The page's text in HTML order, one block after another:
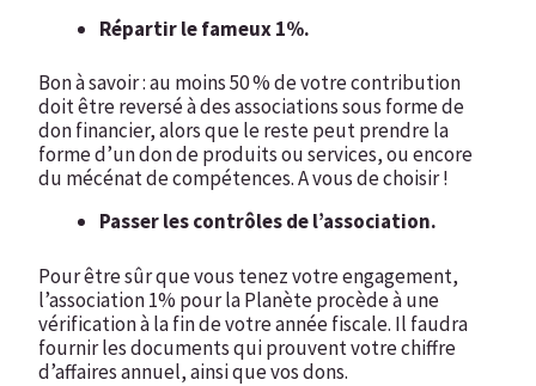
Répartir le fameux 1%.
Bon à savoir : au moins 50 % de votre contribution
doit être reversé à des associations sous forme de
don financier, alors que le reste peut prendre la
forme d’un don de produits ou services, ou encore
du mécénat de compétences. A vous de choisir !
Passer les contrôles de l’association.
Pour être sûr que vous tenez votre engagement,
l’association 1% pour la Planète procède à une
vérification à la fin de votre année fiscale. Il faudra
fournir les documents qui prouvent votre chiffre
d’affaires annuel, ainsi que vos dons.